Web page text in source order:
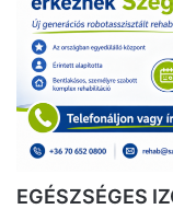
EGÉSZSÉGES